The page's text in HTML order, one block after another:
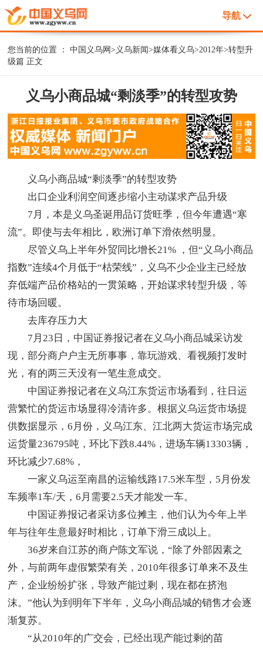
导航
您当前的位置 ：中国义乌网> 义乌新闻>媒体看义乌>2012年>转型升
级篇 正文
义乌小商品城“剩淡季”的转型攻势
义乌小商品城“剩淡季”的转型攻势
出口企业利润空间逐步缩小主动谋求产品升级
7月，本是义乌圣诞用品订货旺季，但今年遭遇“寒
流”。即使与去年相比，欧洲订单下滑依然明显。
尽管义乌上半年外贸同比增长21% ，但“义乌小商品
指数”连续4个月低于“枯荣线”，义乌不少企业主已经放
弃低端产品价格站的一贯策略，开始谋求转型升级，等
待市场回暖。
去库存压力大
7月23日，中国证券报记者在义乌小商品城采访发
现，部分商户户主无所事事，靠玩游戏、看视频打发时
光，有的两三天没有一笔生意成交。
中国证券报记者在义乌江东货运市场看到，往日运
营繁忙的货运市场显得冷清许多。根据义乌运货市场提
供数据显示，6月份，义乌江东、江北两大货运市场完成
运货量236795吨，环比下跌8.44%，进场车辆13303辆，
环比减少7.68%，
一家义乌运至南昌的运输线路17.5米车型，5月份发
车频率1车/天，6月需要2.5天才能发一车。
中国证券报记者采访多位摊主，他们认为今年上半
年与往年生意最好时相比，订单下滑三成以上。
36岁来自江苏的商户陈文军说，“除了外部因素之
外，与前两年虚假繁荣有关，2010年很多订单来不及生
产，企业纷纷扩张，导致产能过剩，现在都在挤泡
沫。”他认为到明年下半年，义乌小商品城的销售才会逐
渐复苏。
“从2010年的广交会，已经出现产能过剩的苗